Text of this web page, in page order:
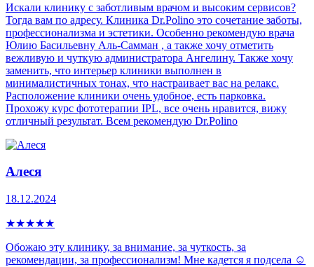
Искали клинику с заботливым врачом и высоким сервисов?
Тогда вам по адресу. Клиника Dr.Polino это сочетание заботы,
профессионализма и эстетики. Особенно рекомендую врача
Юлию Басильевну Аль-Самман , а также хочу отметить
вежливую и чуткую администратора Ангелину. Также хочу
заменить, что интерьер клиники выполнен в
минималистичных тонах, что настраивает вас на релакс.
Расположение клиники очень удобное, есть парковка.
Прохожу курс фототерапии IPL, все очень нравится, вижу
отличный результат. Всем рекомендую Dr.Polino
Алеся
18.12.2024
★★★★★
Обожаю эту клинику, за внимание, за чуткость, за
рекомендации, за профессионализм! Мне кадется я подсела ☺️